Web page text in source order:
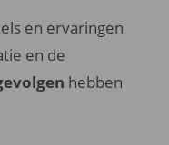
en ervaringen
en de
hebben